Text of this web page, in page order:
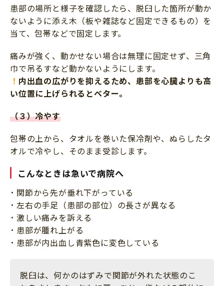
患部の場所と様子を確認したら、脱臼した箇所が動か
ないように添え木（板や雑誌など固定できるもの）を
当て、包帯などで固定します。
痛みが強く、動かせない場合は無理に固定せず、三角
巾で吊るすなど動かないようにします。
！ 内出血の広がりを抑えるため、患部を心臓よりも高
い位置に上げられるとベター。
（３）冷やす
包帯の上から、タオルを巻いた保冷剤や、ぬらしたタ
オルで冷やし、そのまま受診します。
こんなときは急いで病院へ
関節から先が垂れ下がっている
左右の手足（患部の部位）の長さが異なる
激しい痛みを訴える
患部が腫れ上がる
患部が内出血し青紫色に変色している
脱臼は、何かのはずみで関節が外れた状態のこ